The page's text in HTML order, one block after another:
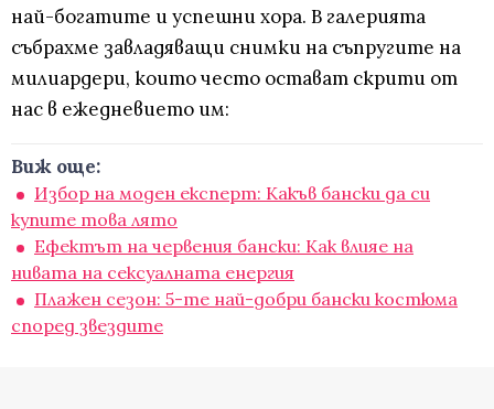
най-богатите и успешни хора. В галерията
събрахме завладяващи снимки на съпругите на
милиардери, които често остават скрити от
нас в ежедневието им:
Виж още:
Избор на моден експерт: Какъв бански да си
купите това лято
Ефектът на червения бански: Как влияе на
нивата на сексуалната енергия
Плажен сезон: 5-те най-добри бански костюма
според звездите